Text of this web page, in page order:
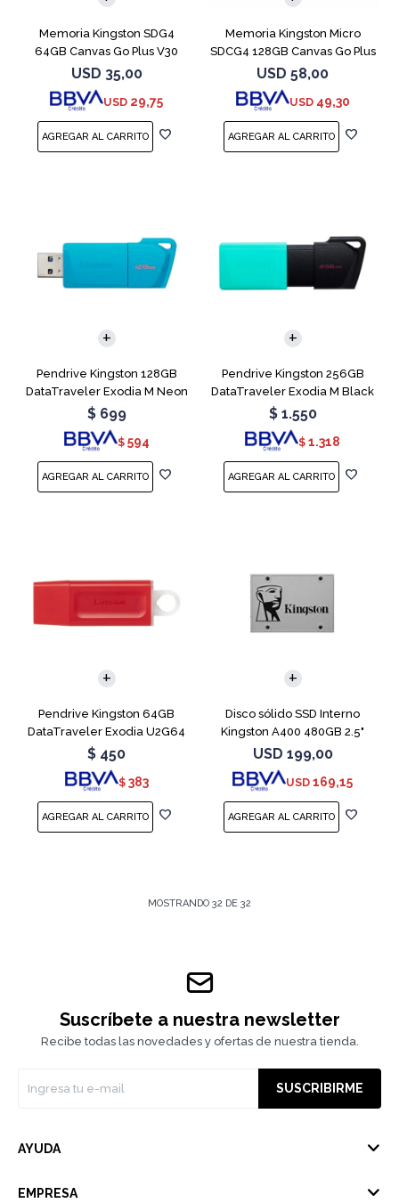
Memoria Kingston SDG4
64GB Canvas Go Plus V30
USD 35,00
USD 29,75
Memoria Kingston Micro
SDCG4 128GB Canvas Go Plus
V30
USD 58,00
USD 49,30
Pendrive Kingston 128GB
DataTraveler Exodia M Neon
Blue
$ 699
$ 594
Pendrive Kingston 256GB
DataTraveler Exodia M Black
Teal
$ 1.550
$ 1.318
Pendrive Kingston 64GB
DataTraveler Exodia U2G64
Red
$ 450
$ 383
Disco sólido SSD Interno
Kingston A400 480GB 2.5"
SATA 3
USD 199,00
USD 169,15
MOSTRANDO 32 DE 32
Suscríbete a nuestra newsletter
Recibe todas las novedades y ofertas de nuestra tienda.
SUSCRIBIRME
AYUDA
EMPRESA